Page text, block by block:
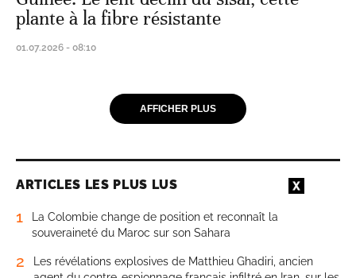
plante à la fibre résistante
01.07.2026 - 08:10
AFFICHER PLUS
ARTICLES LES PLUS LUS
1
La Colombie change de position et reconnaît la
souveraineté du Maroc sur son Sahara
2
Les révélations explosives de Matthieu Ghadiri, ancien